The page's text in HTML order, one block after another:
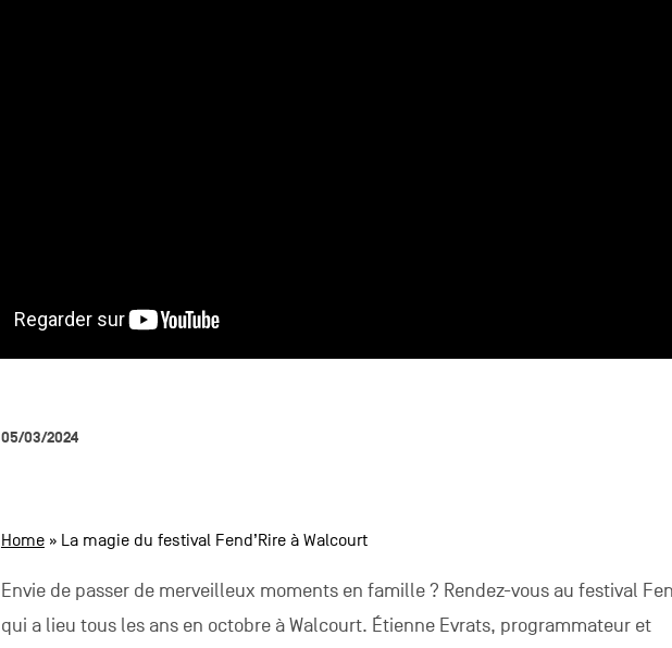
05/03/2024
Home» La magie du festival Fend’Rire à Walcourt
Envie de passer de merveilleux moments en famille ? Rendez-vous au festival
qui a lieu tous les ans en octobre à Walcourt. Étienne Evrats, programmateur et